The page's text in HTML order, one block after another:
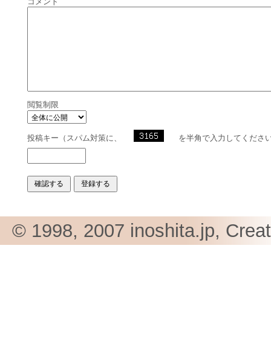
閲覧制限
投稿キー（スパム対策に、 を半角で入力してくださ
© 1998, 2007 inoshita.jp,